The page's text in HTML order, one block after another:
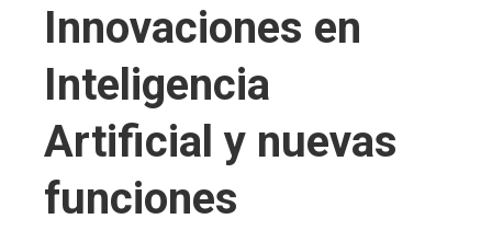
Innovaciones en
Inteligencia
Artificial y nuevas
funciones